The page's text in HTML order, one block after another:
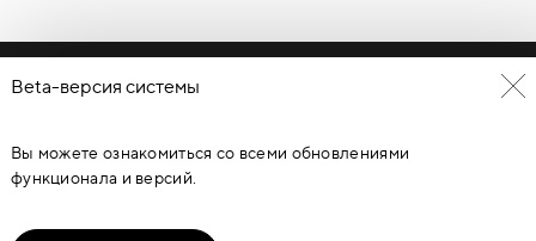
Политика конфиденциальности
© Каталог дверей - DverProf, 2021-2026Материалы сайта
являются объектами авторского права. Запрещается
копирование, распространение, любое использование
ФЕДЕРАЦИИ ОТ 09.07.93Г. №5351-1 “ОБ АВТОРСКОМ ПРАВЕ И
Beta-версия системы
Вы можете ознакомиться со всеми обновлениями
функционала и версий.